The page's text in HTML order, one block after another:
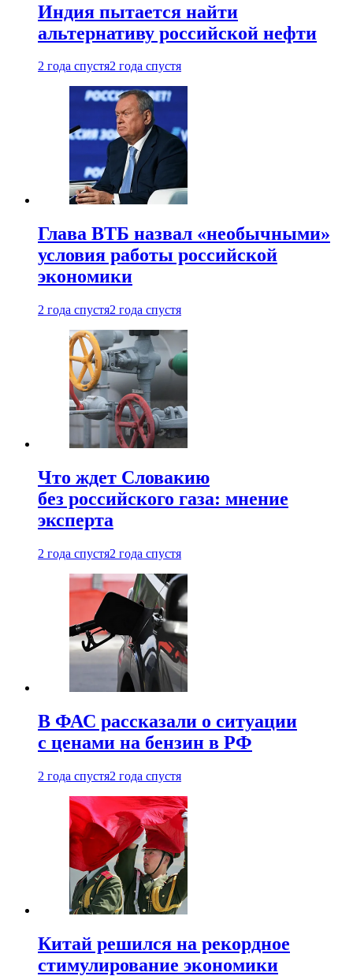
Индия пытается найти
альтернативу российской нефти
2 года спустя2 года спустя
Глава ВТБ назвал «необычными»
условия работы российской
экономики
2 года спустя2 года спустя
Что ждет Словакию
без российского газа: мнение
эксперта
2 года спустя2 года спустя
В ФАС рассказали о ситуации
с ценами на бензин в РФ
2 года спустя2 года спустя
Китай решился на рекордное
стимулирование экономики